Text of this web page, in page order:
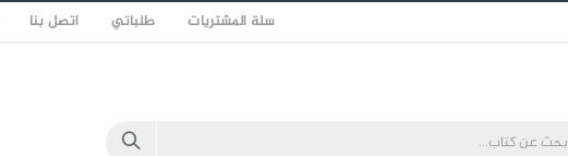
سلة المشتريات طلباتي اتصل بنا